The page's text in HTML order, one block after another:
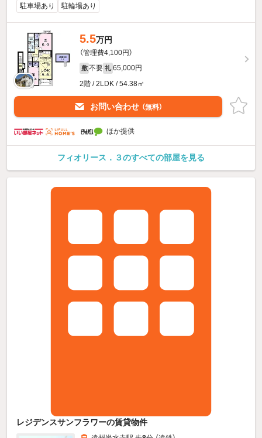
駐車場あり 駐輪場あり
5.5万円
（管理費4,100円）
敷 不要 礼 65,000円
2階 / 2LDK / 54.38㎡
お問い合わせ （無料）
ほか提供
フィオリース．３のすべての部屋を見る
レジデンスサンフラワーの賃貸物件